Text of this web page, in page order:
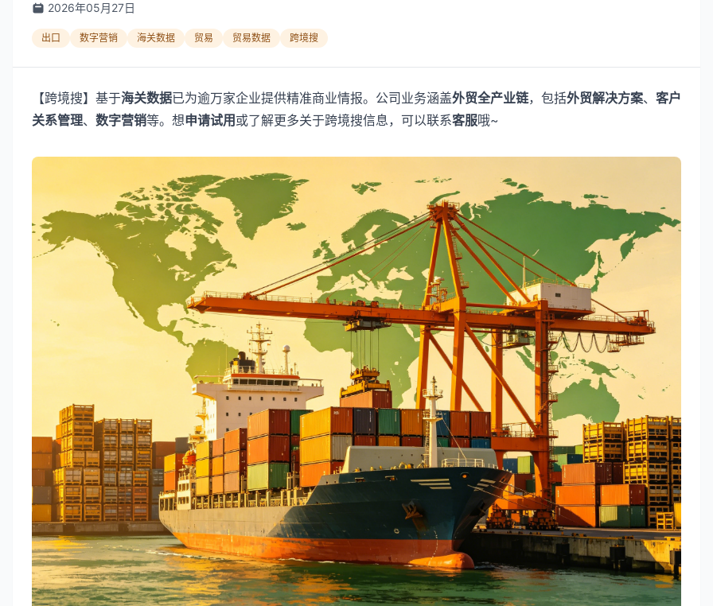
2026年05月27日
出口 数字营销 海关数据 贸易 贸易数据 跨境搜
【跨境搜】基于海关数据已为逾万家企业提供精准商业情报。公司业务涵盖外贸全产业链，包括外贸解决方案、 客户
关系管理、 数字营销等。想申请试用 或了解更多关于跨境搜信息，可以联系客服哦~